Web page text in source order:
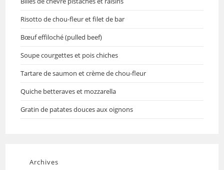
Risotto de chou-fleur et filet de bar
Bœuf effiloché (pulled beef)
Soupe courgettes et pois chiches
Tartare de saumon et crème de chou-fleur
Quiche betteraves et mozzarella
Gratin de patates douces aux oignons
Archives